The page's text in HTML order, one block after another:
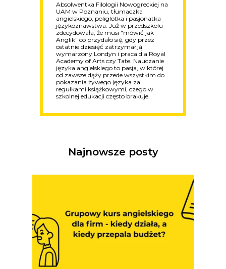
Absolwentka Filologii Nowogreckiej na
UAM w Poznaniu, tłumaczka
angielskiego, poliglotka i pasjonatka
językoznawstwa. Już w przedszkolu
zdecydowała, że musi "mówić jak
Anglik" co przydało się, gdy przez
ostatnie dziesięć zatrzymał ją
wymarzony Londyn i praca dla Royal
Academy of Arts czy Tate. Nauczanie
języka angielskiego to pasja, w której
od zawsze dąży przede wszystkim do
pokazania żywego języka za
regułkami książkowymi, czego w
szkolnej edukacji często brakuje.
Najnowsze posty